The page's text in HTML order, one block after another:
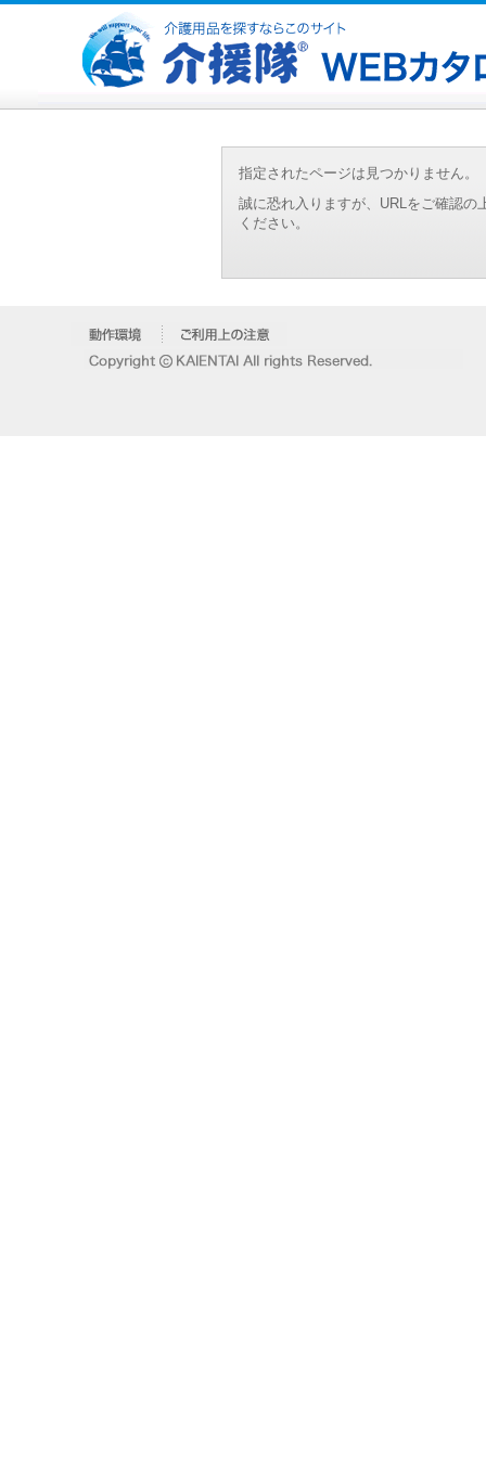
指定されたページは見つかりません。
誠に恐れ入りますが、URLをご確認
ください。